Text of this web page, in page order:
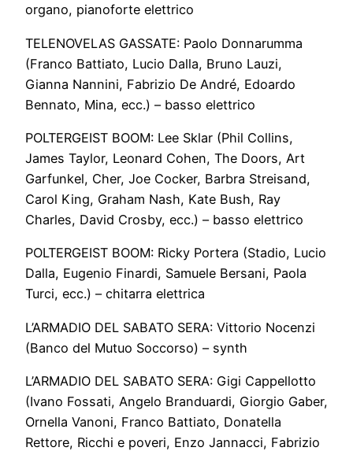
organo, pianoforte elettrico
TELENOVELAS GASSATE: Paolo Donnarumma
(Franco Battiato, Lucio Dalla, Bruno Lauzi,
Gianna Nannini, Fabrizio De André, Edoardo
Bennato, Mina, ecc.) – basso elettrico
POLTERGEIST BOOM: Lee Sklar (Phil Collins,
James Taylor, Leonard Cohen, The Doors, Art
Garfunkel, Cher, Joe Cocker, Barbra Streisand,
Carol King, Graham Nash, Kate Bush, Ray
Charles, David Crosby, ecc.) – basso elettrico
POLTERGEIST BOOM: Ricky Portera (Stadio, Lucio
Dalla, Eugenio Finardi, Samuele Bersani, Paola
Turci, ecc.) – chitarra elettrica
L’ARMADIO DEL SABATO SERA: Vittorio Nocenzi
(Banco del Mutuo Soccorso) – synth
L’ARMADIO DEL SABATO SERA: Gigi Cappellotto
(Ivano Fossati, Angelo Branduardi, Giorgio Gaber,
Ornella Vanoni, Franco Battiato, Donatella
Rettore, Ricchi e poveri, Enzo Jannacci, Fabrizio